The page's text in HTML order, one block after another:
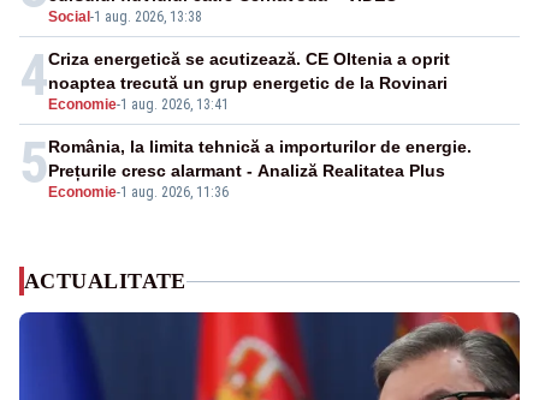
Social -1 aug. 2026, 13:38
4 Economie-1 aug. 2026, 13:41
Criza energetică se acutizează. CE Oltenia a oprit
noaptea trecută un grup energetic de la Rovinari
5 Economie-1 aug. 2026, 11:36
România, la limita tehnică a importurilor de energie.
Prețurile cresc alarmant - Analiză Realitatea Plus
ACTUALITATE